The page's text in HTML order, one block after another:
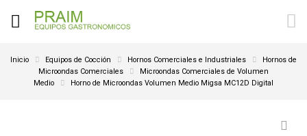
Inicio Equipos de Cocción Hornos Comerciales e Industriales
Hornos de
Microondas Comerciales
Microondas Comerciales de Volumen
Medio
Horno de Microondas Volumen Medio Migsa MC12D Digital